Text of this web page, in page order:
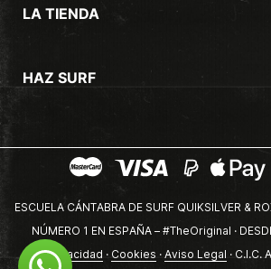
LA TIENDA
HAZ SURF
ESCUELA CÁNTABRA DE SURF QUIKSILVER &
NÚMERO 1 EN ESPAÑA – #TheOriginal ·
privacidad · Cookies · Aviso Legal · C.I.C.